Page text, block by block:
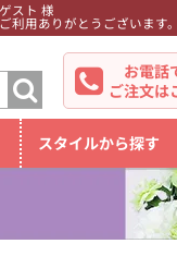
ゲスト 様
ご利用ありがとうございます
お電話
ご注文は
スタイルから探す